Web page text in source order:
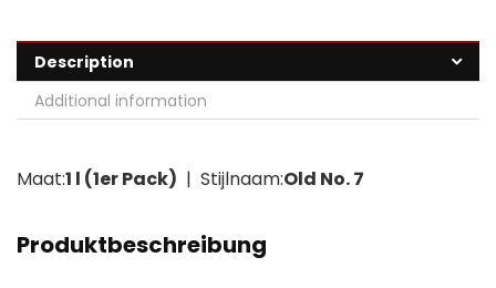
Description
Additional information
Maat:1 l (1er Pack) | Stijlnaam:Old No. 7
Produktbeschreibung